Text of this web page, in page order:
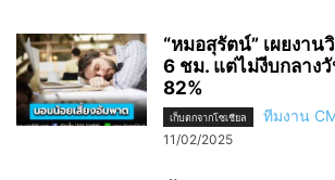
“หมอสุรัตน์” เผยงา
6 ชม. แต่ไม่งีบกลาง
82%
เก็บตกจากโซเชียล ทีมงาน
11/02/2025